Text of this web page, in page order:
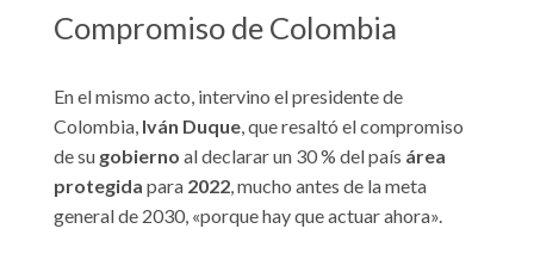
Compromiso de Colombia
En el mismo acto, intervino el presidente de
Colombia, Iván Duque , que resaltó el compromiso
de su gobierno al declarar un 30 % del país área
protegida para 2022 , mucho antes de la meta
general de 2030, «porque hay que actuar ahora».